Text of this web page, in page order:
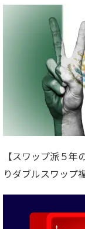
【スワップ派５
りダブルスワップ